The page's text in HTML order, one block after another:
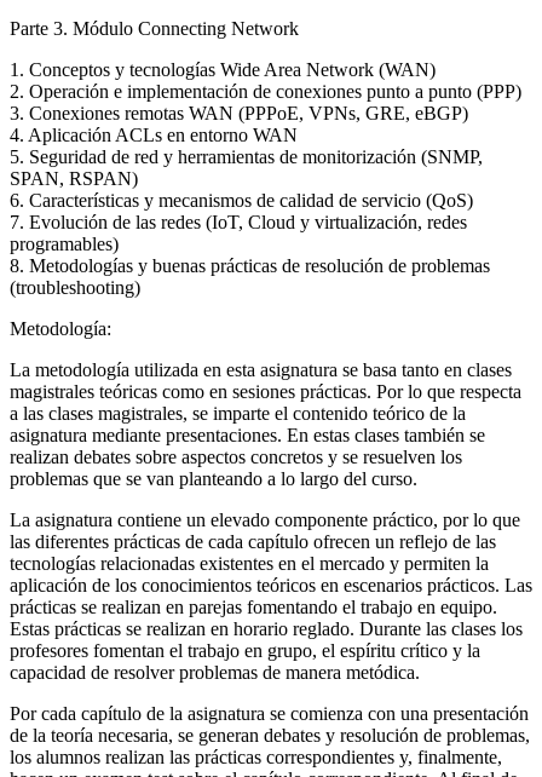
Parte 3. Módulo Connecting Network
1. Conceptos y tecnologías Wide Area Network (WAN)
2. Operación e implementación de conexiones punto a punto (PPP)
3. Conexiones remotas WAN (PPPoE, VPNs, GRE, eBGP)
4. Aplicación ACLs en entorno WAN
5. Seguridad de red y herramientas de monitorización (SNMP,
SPAN, RSPAN)
6. Características y mecanismos de calidad de servicio (QoS)
7. Evolución de las redes (IoT, Cloud y virtualización, redes
programables)
8. Metodologías y buenas prácticas de resolución de problemas
(troubleshooting)
Metodología:
La metodología utilizada en esta asignatura se basa tanto en clases
magistrales teóricas como en sesiones prácticas. Por lo que respecta
a las clases magistrales, se imparte el contenido teórico de la
asignatura mediante presentaciones. En estas clases también se
realizan debates sobre aspectos concretos y se resuelven los
problemas que se van planteando a lo largo del curso.
La asignatura contiene un elevado componente práctico, por lo que
las diferentes prácticas de cada capítulo ofrecen un reflejo de las
tecnologías relacionadas existentes en el mercado y permiten la
aplicación de los conocimientos teóricos en escenarios prácticos. Las
prácticas se realizan en parejas fomentando el trabajo en equipo.
Estas prácticas se realizan en horario reglado. Durante las clases los
profesores fomentan el trabajo en grupo, el espíritu crítico y la
capacidad de resolver problemas de manera metódica.
Por cada capítulo de la asignatura se comienza con una presentación
de la teoría necesaria, se generan debates y resolución de problemas,
los alumnos realizan las prácticas correspondientes y, finalmente,